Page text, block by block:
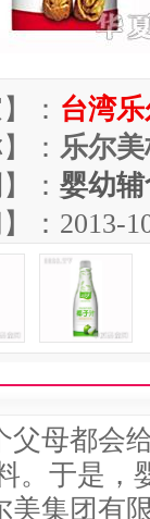
： 台湾
： 乐尔
： 婴幼
：2013-
母都会
。于是，
集团有